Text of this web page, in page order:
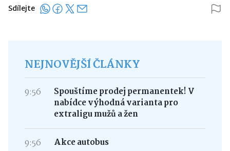
Sdílejte
NEJNOVĚJŠÍ ČLÁNKY
9:56
Spouštíme prodej permanentek! V
nabídce výhodná varianta pro
extraligu mužů a žen
9:56 Akce autobus